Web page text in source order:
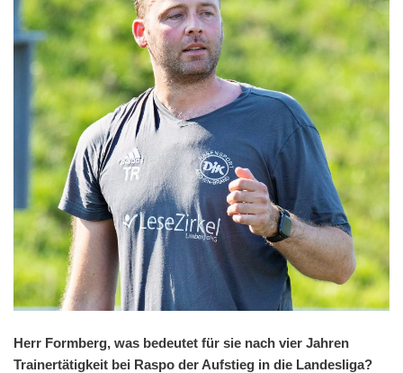
Herr Formberg, was bedeutet für sie nach vier Jahren
Trainertätigkeit bei Raspo der Aufstieg in die Landesliga?